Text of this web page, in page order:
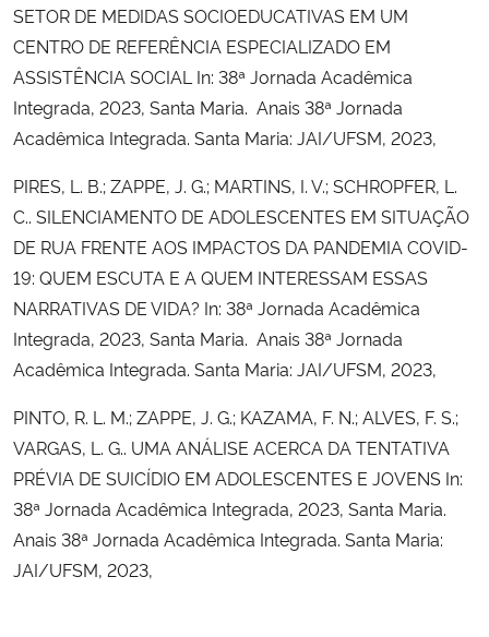
SETOR DE MEDIDAS SOCIOEDUCATIVAS EM UM
CENTRO DE REFERÊNCIA ESPECIALIZADO EM
ASSISTÊNCIA SOCIAL In: 38ª Jornada Acadêmica
Integrada, 2023, Santa Maria. Anais 38ª Jornada
Acadêmica Integrada. Santa Maria: JAI/UFSM, 2023,
PIRES, L. B.; ZAPPE, J. G.; MARTINS, I. V.; SCHROPFER, L.
C.. SILENCIAMENTO DE ADOLESCENTES EM SITUAÇÃO
DE RUA FRENTE AOS IMPACTOS DA PANDEMIA COVID-
19: QUEM ESCUTA E A QUEM INTERESSAM ESSAS
NARRATIVAS DE VIDA? In: 38ª Jornada Acadêmica
Integrada, 2023, Santa Maria. Anais 38ª Jornada
Acadêmica Integrada. Santa Maria: JAI/UFSM, 2023,
PINTO, R. L. M.; ZAPPE, J. G.; KAZAMA, F. N.; ALVES, F. S.;
VARGAS, L. G.. UMA ANÁLISE ACERCA DA TENTATIVA
PRÉVIA DE SUICÍDIO EM ADOLESCENTES E JOVENS In:
38ª Jornada Acadêmica Integrada, 2023, Santa Maria.
Anais 38ª Jornada Acadêmica Integrada. Santa Maria:
JAI/UFSM, 2023,